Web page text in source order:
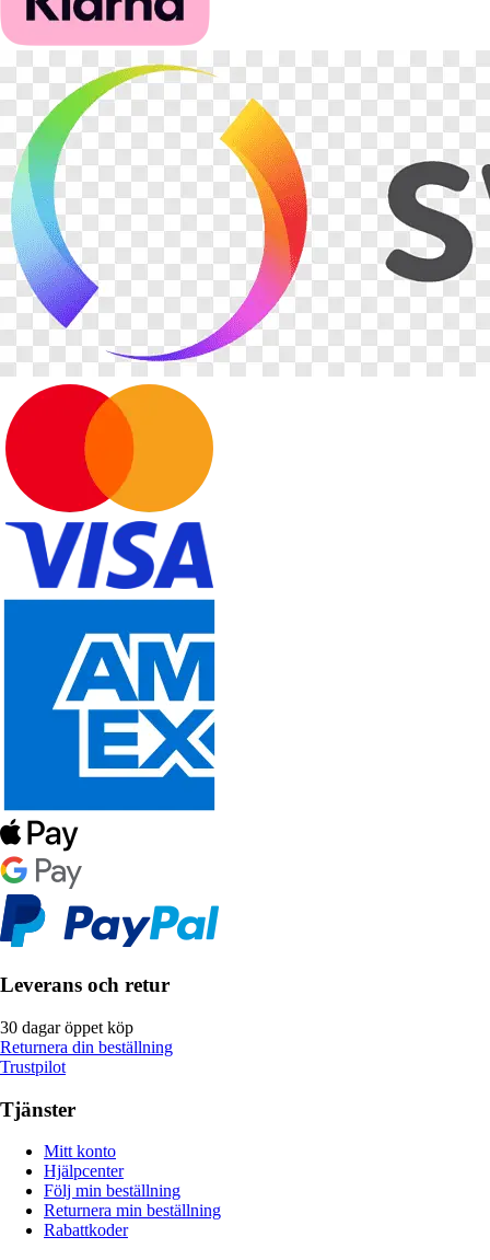
Leverans och retur
30 dagar öppet köp
Returnera din beställning
Trustpilot
Tjänster
Mitt konto
Hjälpcenter
Följ min beställning
Returnera min beställning
Rabattkoder